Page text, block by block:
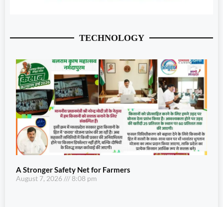
TECHNOLOGY
A Stronger Safety Net for Farmers
August 7, 2026 8:08 pm